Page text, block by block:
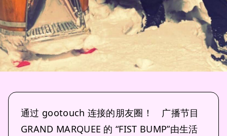
通过 gootouch 连接的朋友圈！ 广播节目
GRAND MARQUEE 的 “FIST BUMP”由生活